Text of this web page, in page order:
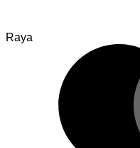
Raya